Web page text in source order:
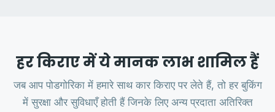
हर किराए में ये मानक लाभ शामिल हैं
जब आप पोडगोरिका में हमारे साथ कार किराए पर लेते हैं, तो हर बुकिंग
में सुरक्षा और सुविधाएँ होती हैं जिनके लिए अन्य प्रदाता अतिरिक्त